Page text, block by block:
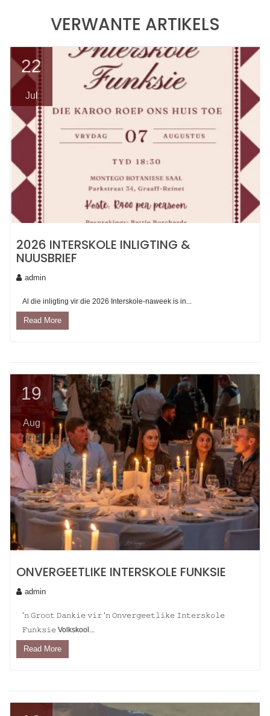
VERWANTE ARTIKELS
22
Jul
2026 INTERSKOLE INLIGTING &
NUUSBRIEF
admin
Al die inligting vir die 2026 Interskole-naweek is in...
Read More
19
Aug
ONVERGEETLIKE INTERSKOLE FUNKSIE
admin
’𝚗 𝙶𝚛𝚘𝚘𝚝 𝙳𝚊𝚗𝚔𝚒𝚎 𝚟𝚒𝚛 ’𝚗 𝙾𝚗𝚟𝚎𝚛𝚐𝚎𝚎𝚝𝚕𝚒𝚔𝚎 𝙸𝚗𝚝𝚎𝚛𝚜𝚔𝚘𝚕𝚎
𝙵𝚞𝚗𝚔𝚜𝚒𝚎 Volkskool...
Read More